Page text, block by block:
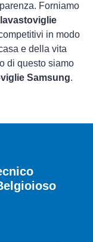
Forniamo
in modo
e della vita
di questo siamo
Samsung.